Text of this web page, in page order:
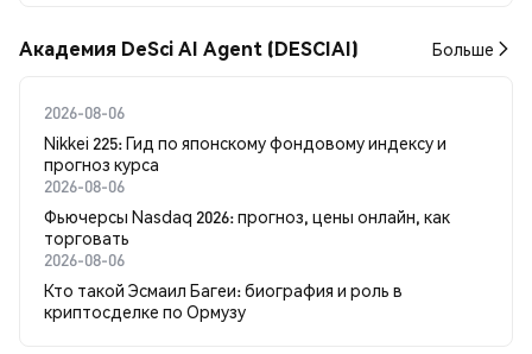
Академия DeSci AI Agent (DESCIAI) Больше
2026-08-06
Nikkei 225: Гид по японскому фондовому индексу и
прогноз курса
2026-08-06
Фьючерсы Nasdaq 2026: прогноз, цены онлайн, как
торговать
2026-08-06
Кто такой Эсмаил Багеи: биография и роль в
криптосделке по Ормузу